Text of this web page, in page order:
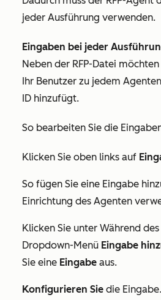
jeder Ausführung verwenden.
Eingaben bei jeder
Neben der RFP-Datei
Ihr Benutzer zu jedem
ID hinzufügt.
So bearbeiten Sie die
Klicken Sie oben links auf
So fügen Sie eine Eingabe
Einrichtung des Agenten
Klicken Sie unter Während
Dropdown-Menü Eingabe
Sie eine Eingabe aus.
Konfigurieren Sie die Eingabe.